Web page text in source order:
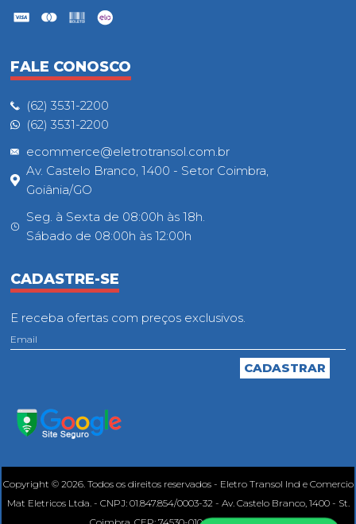
FALE CONOSCO
(62) 3531-2200
(62) 3531-2200
ecommerce@eletrotransol.com.br
Av. Castelo Branco, 1400 - Setor Coimbra,
Goiânia/GO
Seg. à Sexta de 08:00h às 18h.
Sábado de 08:00h às 12:00h
CADASTRE-SE
E receba ofertas com preços exclusivos.
Copyright © 2026. Todos os direitos reservados - Eletro Transol Ind e Comercio
Mat Eletricos Ltda. - CNPJ: 01.847.854/0003-32 - Av. Castelo Branco, 1400 - St.